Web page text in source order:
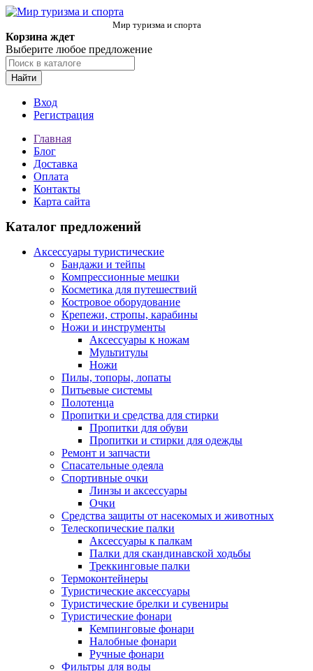
Мир туризма и спорта
Корзина ждет
Выберите любое предложение
Найти
Вход
Регистрация
Главная
Блог
Доставка
Оплата
Контакты
Карта сайта
Каталог предложений
Аксессуары туристические
Бандажи и тейпы
Компрессионные мешки
Косметика для путешествий
Костровое оборудование
Крепежи, стропы, карабины
Ножи и инструменты
Аксессуары к ножам
Мультитулы
Ножи
Пилы, топоры, лопаты
Питьевые системы
Полотенца
Пропитки и средства для стирки
Пропитки для обуви
Пропитки и стирки для одежды
Ремонт и запчасти
Спасательные одеяла
Спортивные очки
Линзы и аксессуары
Очки
Средства защиты от насекомых и животных
Телескопические палки
Аксессуары к палкам
Палки для скандинавской ходьбы
Треккинговые палки
Термоконтейнеры
Туристические аксессуары
Туристические брелки и сувениры
Туристические фонари
Кемпинговые фонари
Налобные фонари
Ручные фонари
Фильтры для воды